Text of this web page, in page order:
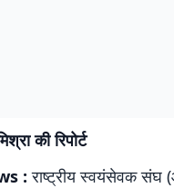
की रिपोर्ट
: राष्ट्रीय स्वयंसेवक